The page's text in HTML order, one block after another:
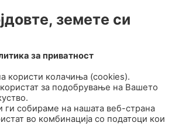
2020-09-01_argument!
Filharmonija
земете си
за приватност
користи колачиња (cookies).
за подобрување на Вашето
ги собираме на нашата веб-страна
во комбинација со податоци кои